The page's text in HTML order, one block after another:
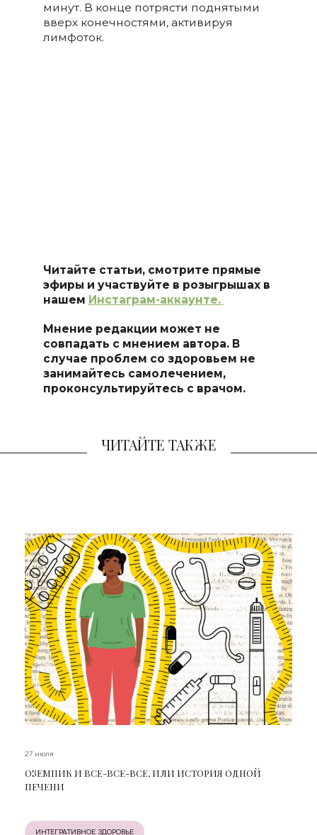
минут. В конце потрясти поднятыми
вверх конечностями, активируя
лимфоток.
Читайте статьи, смотрите прямые
эфиры и участвуйте в розыгрышах в
нашем Инстаграм-аккаунте.
Мнение редакции может не
совпадать с мнением автора. В
случае проблем со здоровьем не
занимайтесь самолечением,
проконсультируйтесь с врачом.
ЧИТАЙТЕ ТАКЖЕ
27 июля
ОЗЕМПИК И ВСЕ-ВСЕ-ВСЕ, ИЛИ ИСТОРИЯ ОДНОЙ
ПЕЧЕНИ
ИНТЕГРАТИВНОЕ ЗДОРОВЬЕ